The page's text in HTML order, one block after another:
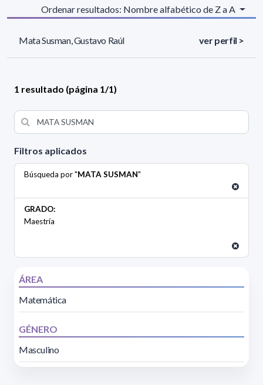
Filtros aplicados
Búsqueda por "MATA SUSMAN"
GRADO:
Maestría
ÁREA
Matemática
GÉNERO
Masculino
Ordenar resultados: Nombre alfabético de Z a A
Mata Susman, Gustavo Raúl ver perfil >
1 resultado (página 1/1)